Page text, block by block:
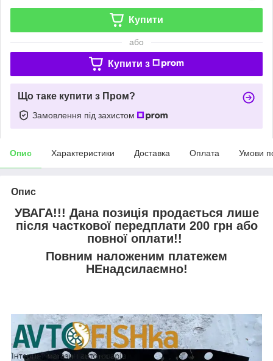
Купити
або
Купити з
Що таке купити з Пром?
Замовлення під захистом
Опис Характеристики Доставка Оплата Умови
Опис
УВАГА!!! Дана позиція продається лише
після часткової передплати 200 грн або
повної оплати!!
Повним наложеним платежем
НЕнадсилаємно!